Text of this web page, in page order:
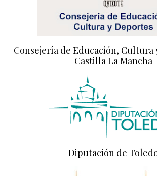
Consejería de Educación, Cultura
Castilla La Mancha
Diputación de